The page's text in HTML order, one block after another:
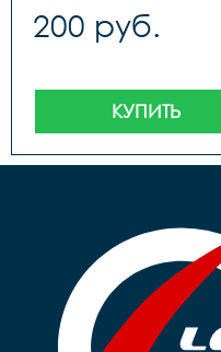
200 руб.
КУПИТЬ